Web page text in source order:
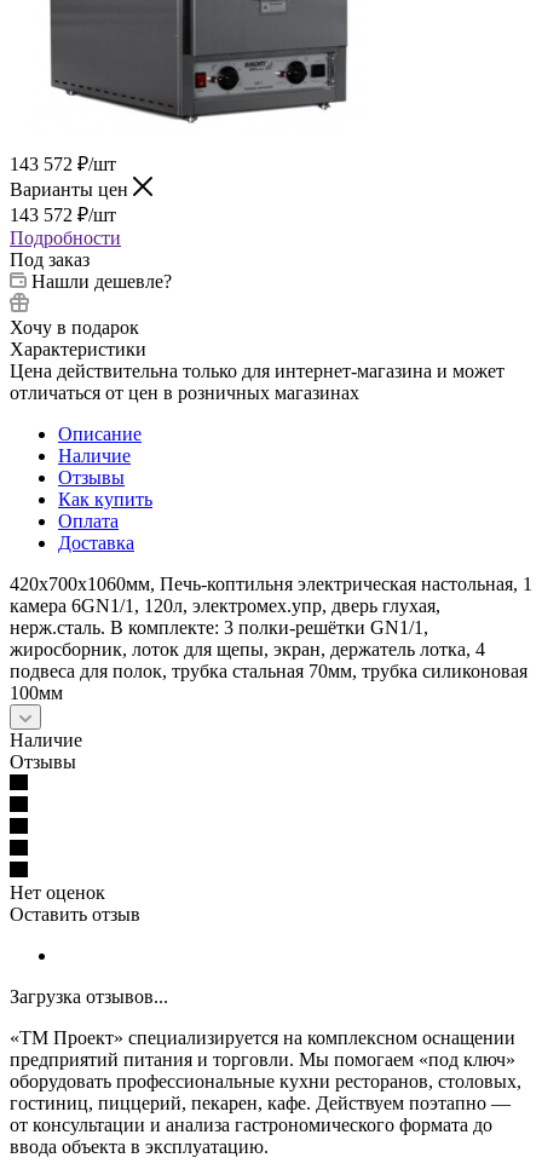
143 572 ₽/шт
Варианты цен
143 572 ₽/шт
Подробности
Под заказ
Нашли дешевле?
Хочу в подарок
Характеристики
Цена действительна только для интернет-магазина и может
отличаться от цен в розничных магазинах
Описание
Наличие
Отзывы
Как купить
Оплата
Доставка
420х700х1060мм, Печь-коптильня электрическая настольная, 1
камера 6GN1/1, 120л, электромех.упр, дверь глухая,
нерж.сталь. В комплекте: 3 полки-решётки GN1/1,
жиросборник, лоток для щепы, экран, держатель лотка, 4
подвеса для полок, трубка стальная 70мм, трубка силиконовая
100мм
Наличие
Отзывы
Нет оценок
Оставить отзыв
Загрузка отзывов...
«ТМ Проект» специализируется на комплексном оснащении
предприятий питания и торговли. Мы помогаем «под ключ»
оборудовать профессиональные кухни ресторанов, столовых,
гостиниц, пиццерий, пекарен, кафе. Действуем поэтапно —
от консультации и анализа гастрономического формата до
ввода объекта в эксплуатацию.